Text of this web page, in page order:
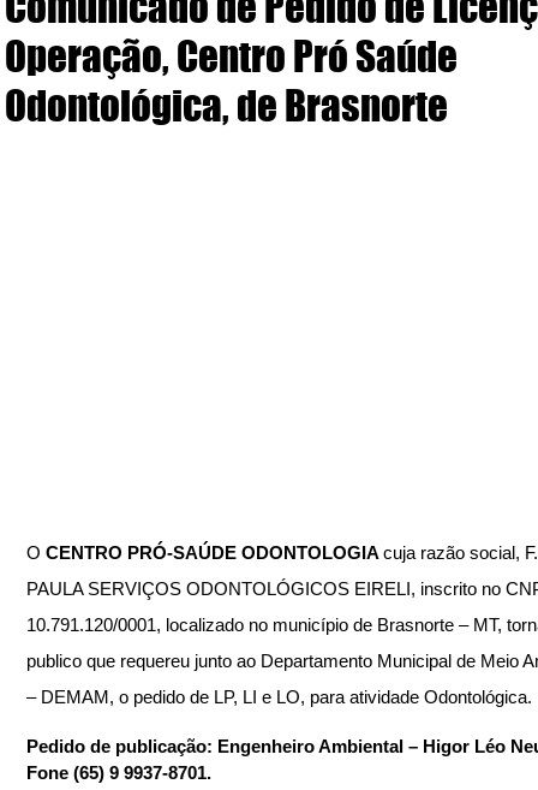
Operação, Centro Pró Saúde
Odontológica, de Brasnorte
O CENTRO PRÓ-SAÚDE ODONTOLOGIA cuja razão social,
PAULA SERVIÇOS ODONTOLÓGICOS EIRELI, inscrito no
10.791.120/0001, localizado no município de Brasnorte – MT,
publico que requereu junto ao Departamento Municipal de Meio
– DEMAM, o pedido de LP, LI e LO, para atividade Odontológica.
Pedido de publicação: Engenheiro Ambiental – Higor Léo
Fone (65) 9 9937-8701.